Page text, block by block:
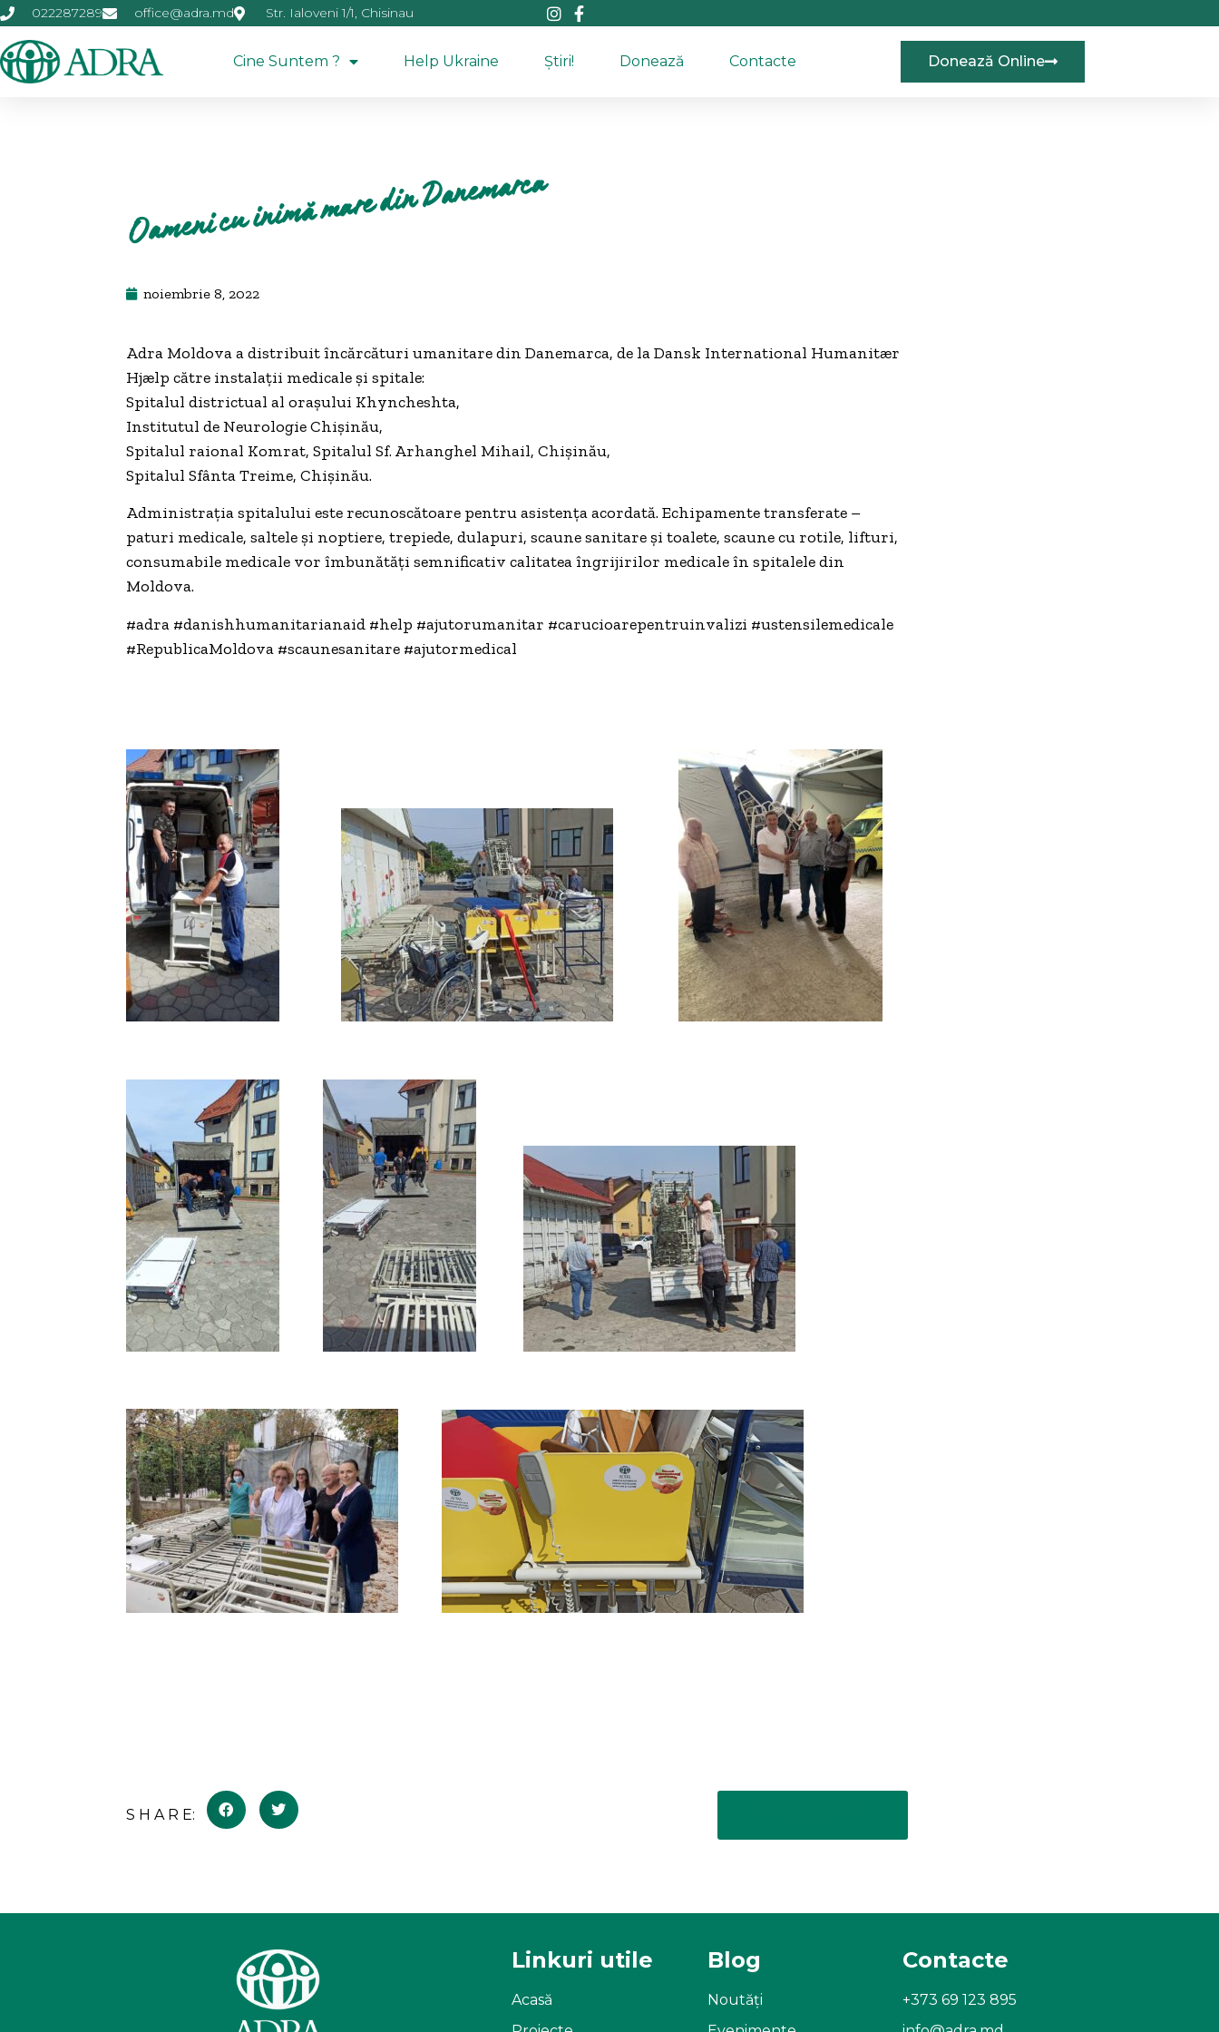
022287289 office@adra.md Str. Ialoveni 1/1, Chisinau
Cine Suntem ? Help Ukraine Știri! Donează Contacte Donează Online
Oameni cu inimă mare din Danemarca
noiembrie 8, 2022
Adra Moldova a distribuit încărcături umanitare din Danemarca, de la Dansk International Humanitær
Hjælp către instalații medicale și spitale:
Spitalul districtual al orașului Khyncheshta,
Institutul de Neurologie Chișinău,
Spitalul raional Komrat, Spitalul Sf. Arhanghel Mihail, Chișinău,
Spitalul Sfânta Treime, Chișinău.
Administrația spitalului este recunoscătoare pentru asistența acordată. Echipamente transferate –
paturi medicale, saltele și noptiere, trepiede, dulapuri, scaune sanitare și toalete, scaune cu rotile, lifturi,
consumabile medicale vor îmbunătăți semnificativ calitatea îngrijirilor medicale în spitalele din
Moldova.
#adra #danishhumanitarianaid #help #ajutorumanitar #carucioarepentruinvalizi #ustensilemedicale
#RepublicaMoldova #scaunesanitare #ajutormedical
S H A R E:
Linkuri utile
Acasă
Blog
Noutăți
Contacte
+373 69 123 895